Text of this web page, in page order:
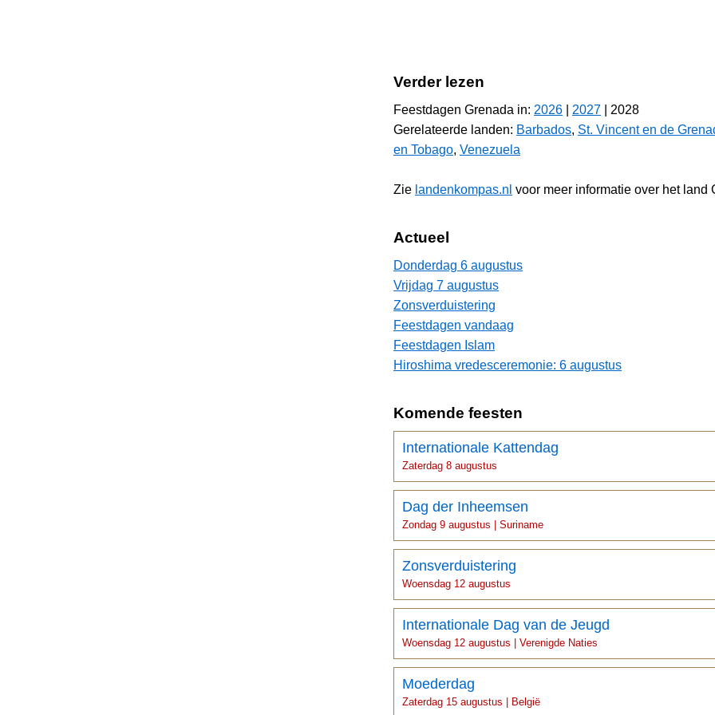
Verder lezen
Feestdagen Grenada in: 2026 2027 | 2028
Gerelateerde landen: Barbados, St. Vincent en de
en Tobago, Venezuela
Zie landenkompas.nl voor meer informatie over het land
Actueel
Donderdag 6 augustus
Vrijdag 7 augustus
Zonsverduistering
Feestdagen vandaag
Feestdagen Islam
Hiroshima vredesceremonie: 6 augustus
Komende feesten
Internationale Kattendag
Zaterdag 8 augustus
Dag der Inheemsen
Zondag 9 augustus | Suriname
Zonsverduistering
Woensdag 12 augustus
Internationale Dag van de Jeugd
Woensdag 12 augustus | Verenigde Naties
Moederdag
Zaterdag 15 augustus | België